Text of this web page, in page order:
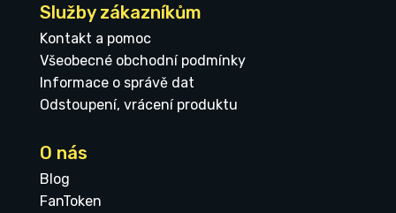
Služby zákazníkům
Kontakt a pomoc
Všeobecné obchodní podmínky
Informace o správě dat
Odstoupení, vrácení produktu
O nás
Blog
FanToken